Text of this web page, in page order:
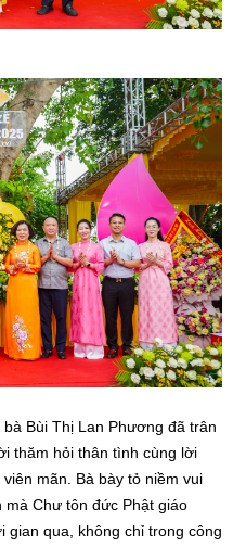
Bùi Thị Lan Phương đã trân
thăm hỏi thân tình cùng lời
mãn. Bà bày tỏ niềm vui
Chư tôn đức Phật giáo
qua, không chỉ trong công